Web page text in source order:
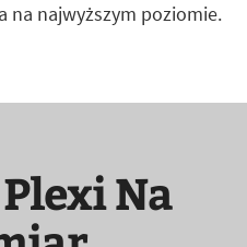
na najwyższym poziomie.
Na